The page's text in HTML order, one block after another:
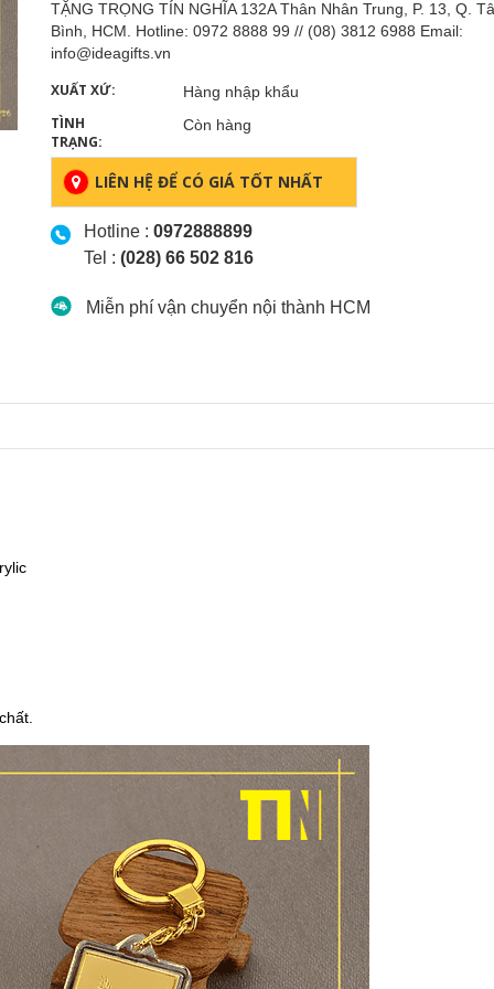
TẶNG TRỌNG TÍN NGHĨA 132A Thân Nhân Trung, P. 13, Q.
Bình, HCM. Hotline: 0972 8888 99 // (08) 3812 6988 Email:
info@ideagifts.vn
XUẤT XỨ: Hàng nhập khẩu
TÌNH
TRẠNG:
Còn hàng
LIÊN HỆ ĐỂ CÓ GIÁ TỐT NHẤT
Hotline : 0972888899
Tel : (028) 66 502 816
Miễn phí vận chuyển nội thành HCM